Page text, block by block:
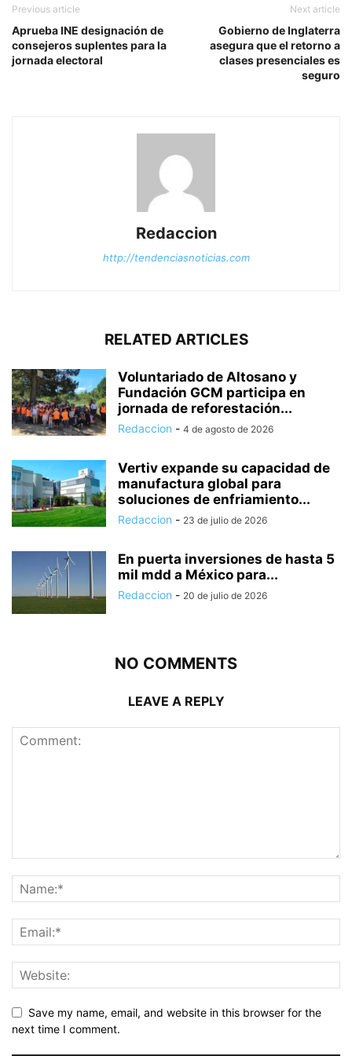
Previous article
Aprueba INE designación de
consejeros suplentes para la
jornada electoral
Next article
Gobierno de Inglaterra
asegura que el retorno a
clases presenciales es
seguro
Redaccion
http://tendenciasnoticias.com
RELATED ARTICLES
Voluntariado de Altosano y
Fundación GCM participa en
jornada de reforestación...
Redaccion - 4 de agosto de 2026
Vertiv expande su capacidad de
manufactura global para
soluciones de enfriamiento...
Redaccion - 23 de julio de 2026
En puerta inversiones de hasta 5
mil mdd a México para...
Redaccion - 20 de julio de 2026
NO COMMENTS
LEAVE A REPLY
Save my name, email, and website in this browser for the
next time I comment.